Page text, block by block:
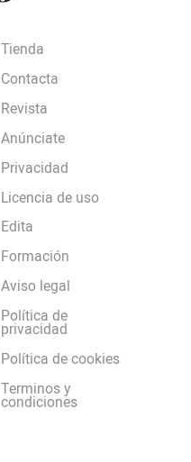
Tienda
Contacta
Revista
Anúnciate
Privacidad
Licencia de uso
Edita
Formación
Aviso legal
Política de
privacidad
Política de cookies
Terminos y
condiciones